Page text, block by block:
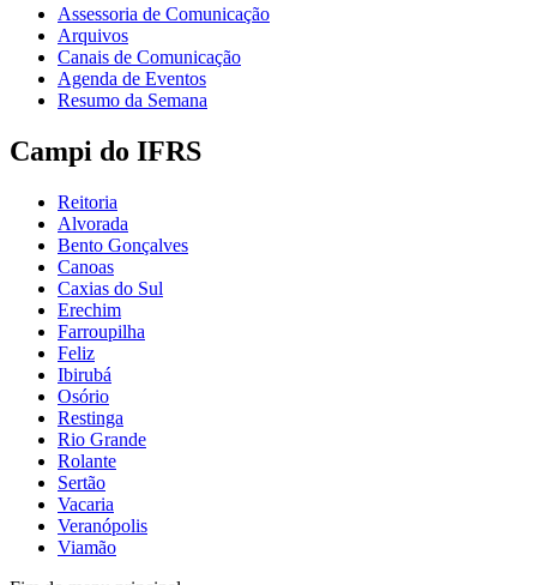
Assessoria de Comunicação
Arquivos
Canais de Comunicação
Agenda de Eventos
Resumo da Semana
Campi do IFRS
Reitoria
Alvorada
Bento Gonçalves
Canoas
Caxias do Sul
Erechim
Farroupilha
Feliz
Ibirubá
Osório
Restinga
Rio Grande
Rolante
Sertão
Vacaria
Veranópolis
Viamão